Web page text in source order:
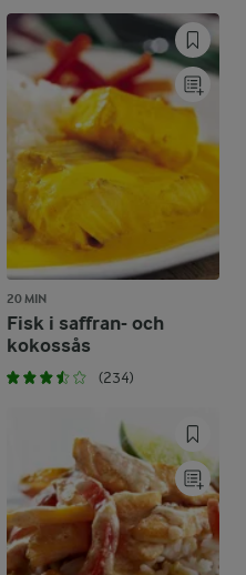
20 MIN
Fisk i saffran- och
kokossås
(234)